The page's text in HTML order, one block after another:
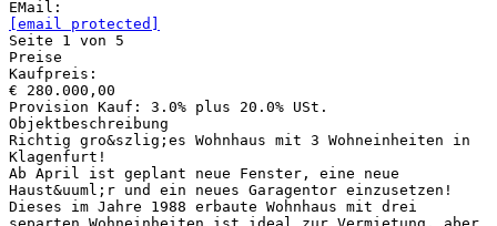
[email protected]
Seite 1 von 5
Preise
Kaufpreis:
€ 280.000,00
Provision Kauf: 3.0% plus 20.0% USt.
Objektbeschreibung
Richtig gro&szlig;es Wohnhaus mit 3 Wohneinheiten in
Klagenfurt!
Ab April ist geplant neue Fenster, eine neue
Haust&uuml;r und ein neues Garagentor einzusetzen!
Dieses im Jahre 1988 erbaute Wohnhaus mit drei